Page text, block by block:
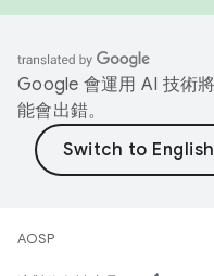
Google 會運用 AI 技術
能會出錯。
AOSP